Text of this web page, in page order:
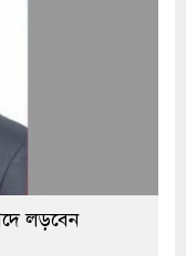
লড়বেন